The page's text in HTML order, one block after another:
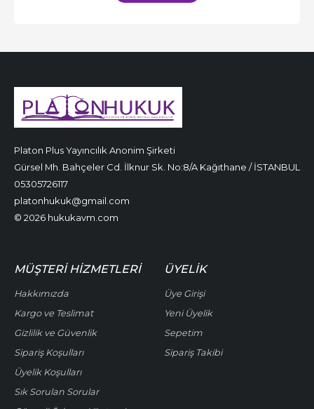
Platon Plus Yayıncılık Anonim Şirketi
Gürsel Mh. Bahçeler Cd. İlknur Sk. No:8/A Kağıthane / İSTANBUL
05305726117
platonhukuk@gmail.com
© 2026 hukukavm.com
MÜŞTERI HIZMETLERI
Hakkımızda
Kargo ve Teslimat
Gizlilik ve Güvenlik
Sipariş Koşulları
Üyelik Koşulları
Sık Sorulan Sorular
ÜYELIK
Üye Girişi
Yeni Üyelik
Sepetim
Sipariş Takibi